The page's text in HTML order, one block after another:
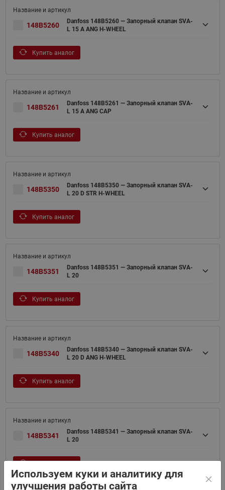
148B5260
Danfoss 148B5260 — Запорный клапан SVA-
L 15 A ANG H-WHEEL
Купить аналог
148B5261
Danfoss 148B5261 — Запорный клапан SVA-
L 15 A ANG CAP
Купить аналог
148B5350
Danfoss 148B5350 — Запорный клапан SVA-
L 20 D STR H-WHEEL
Купить аналог
148B5351
Danfoss 148B5351 — Запорный клапан SVA-
L 20
Купить аналог
148B5340
Danfoss 148B5340 — Запорный клапан SVA-
L 20 D ANG H-WHEEL
Купить аналог
148B5341
Danfoss 148B5341 — Запорный клапан SVA-
L 20
Используем куки и аналитику для
улучшения работы сайта